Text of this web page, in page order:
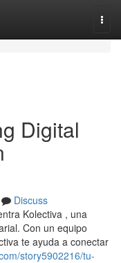
Digital
Discuss
Kolectiva , una
Con un equipo
te ayuda a conectar
story5902216/tu-